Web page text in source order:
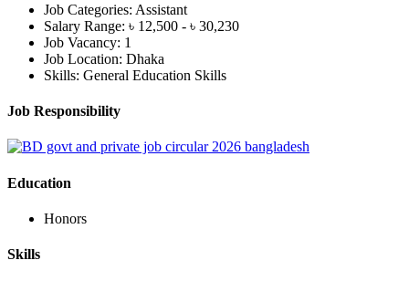
Job Categories: Assistant
Salary Range: ৳ 12,500 - ৳ 30,230
Job Vacancy: 1
Job Location: Dhaka
Skills: General Education Skills
Job Responsibility
Education
Honors
Skills